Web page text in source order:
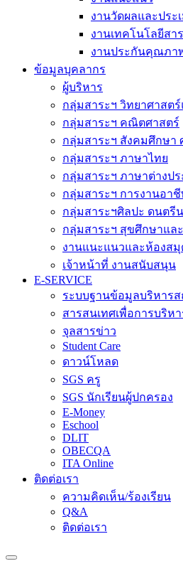
งานวัดผลและประ
งานเทคโนโลยีสา
งานประกันคุณภา
ข้อมูลบุคลากร
ผู้บริหาร
กลุ่มสาระฯ วิทยาศาสต
กลุ่มสาระฯ คณิตศาสตร์
กลุ่มสาระฯ สังคมศึกษา
กลุ่มสาระฯ ภาษาไทย
กลุ่มสาระฯ ภาษาต่างปร
กลุ่มสาระฯ การงานอา
กลุ่มสาระฯศิลปะ ดนตรี
กลุ่มสาระฯ สุขศึกษาแล
งานแนะแนวและห้องสมุ
เจ้าหน้าที่ งานสนับสนุน
E-SERVICE
ระบบฐานข้อมูลบริหาร
สารสนเทศเพื่อการบริห
จุลสารข่าว
Student Care
ดาวน์โหลด
SGS ครู
SGS นักเรียนผู้ปกครอง
E-Money
Eschool
DLIT
OBECQA
ITA Online
ติดต่อเรา
ความคิดเห็น/ร้องเรียน
Q&A
ติดต่อเรา